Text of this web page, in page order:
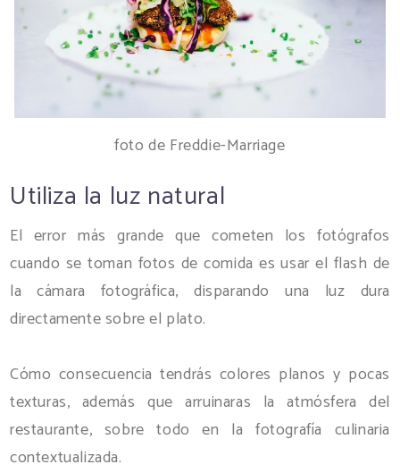
foto de Freddie-Marriage
Utiliza la luz natural
El error más grande que cometen los fotógrafos
cuando se toman fotos de comida es usar el flash de
la cámara fotográfica, disparando una luz dura
directamente sobre el plato.
Cómo consecuencia tendrás colores planos y pocas
texturas, además que arruinaras la atmósfera del
restaurante, sobre todo en la fotografía culinaria
contextualizada.